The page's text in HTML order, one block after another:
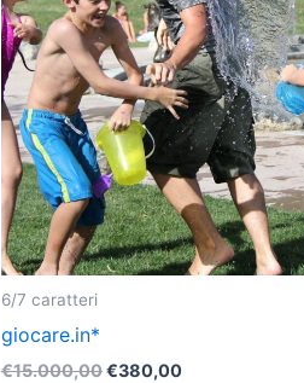
6/7 caratteri
giocare.in*
€15.000,00€380,00